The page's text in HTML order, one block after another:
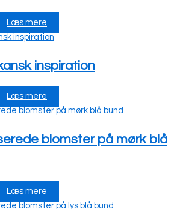
Læs mere
inspiration
Læs mere
blomster på mørk blå
Læs mere